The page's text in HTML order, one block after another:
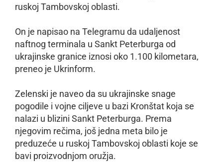
ruskoj Tambovskoj oblasti.
On je napisao na Telegramu da udaljenost
naftnog terminala u Sankt Peterburga od
ukrajinske granice iznosi oko 1.100 kilometara,
preneo je Ukrinform.
Zelenski je naveo da su ukrajinske snage
pogodile i vojne ciljeve u bazi Kronštat koja se
nalazi u blizini Sankt Peterburga. Prema
njegovim rečima, još jedna meta bilo je
preduzeće u ruskoj Tambovskoj oblasti koje se
bavi proizvodnjom oružja.